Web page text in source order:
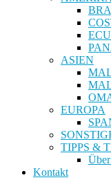
ASIEN
EUROPA
TIPPS &
Kontakt